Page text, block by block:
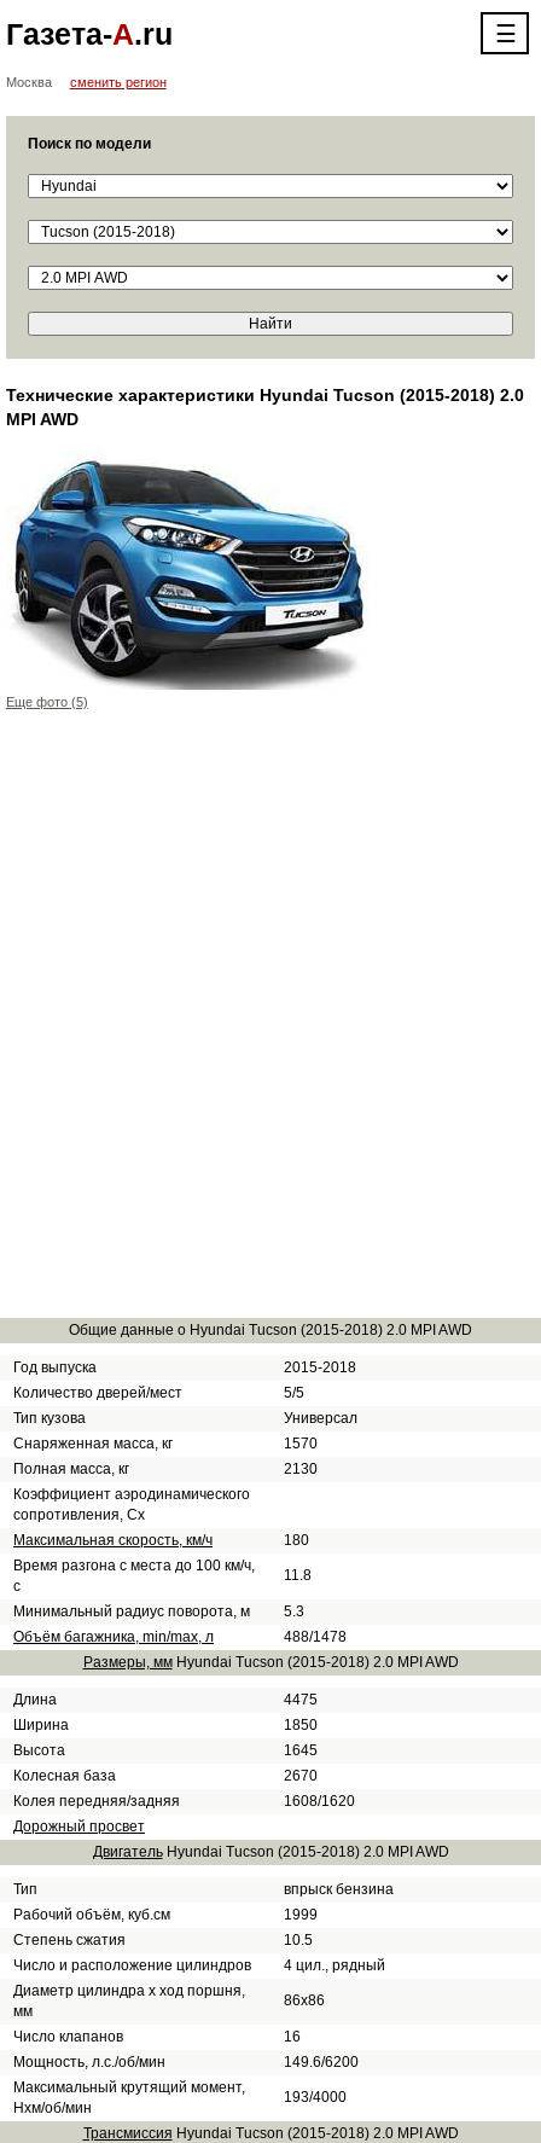
Газета-А.ru ☰
Москва сменить регион
Поиск по модели
Технические характеристики Hyundai Tucson (2015-2018) 2.0
MPI AWD
Еще фото (5)
Общие данные о Hyundai Tucson (2015-2018) 2.0 MPI AWD
Год выпуска
2015-2018
Количество дверей/мест
5/5
Тип кузова
Универсал
Снаряженная масса, кг
1570
Полная масса, кг
2130
Коэффициент аэродинамического
сопротивления, Сх
Максимальная скорость, км/ч
180
Время разгона с места до 100 км/ч,
с
11.8
Минимальный радиус поворота, м
5.3
Объём багажника, min/max, л
488/1478
Размеры, ммHyundai Tucson (2015-2018) 2.0 MPI AWD
Длина
4475
Ширина
1850
Высота
1645
Колесная база
2670
Колея передняя/задняя
1608/1620
Дорожный просвет
ДвигательHyundai Tucson (2015-2018) 2.0 MPI AWD
Тип
впрыск бензина
Рабочий объём, куб.см
1999
Степень сжатия
10.5
Число и расположение цилиндров
4 цил., рядный
Диаметр цилиндра х ход поршня,
мм
86x86
Число клапанов
16
Мощность, л.с./об/мин
149.6/6200
Максимальный крутящий момент,
Нхм/об/мин
193/4000
Трансмиссия Hyundai Tucson (2015-2018) 2.0 MPI AWD